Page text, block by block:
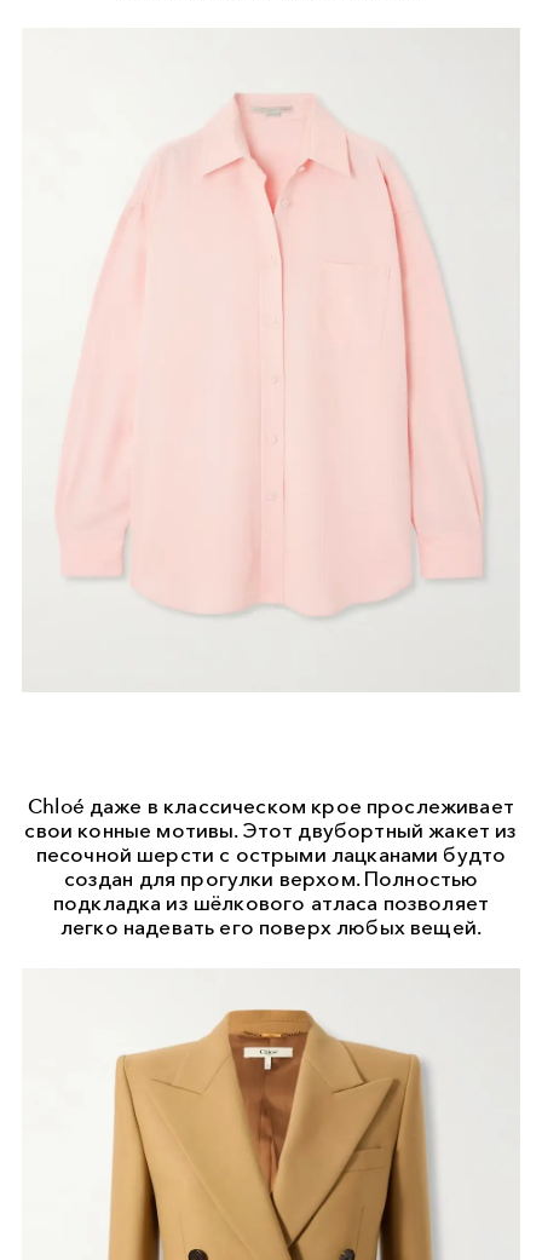
Chloé даже в классическом крое прослеживает
свои конные мотивы. Этот двубортный жакет из
песочной шерсти с острыми лацканами будто
создан для прогулки верхом. Полностью
подкладка из шёлкового атласа позволяет
легко надевать его поверх любых вещей.